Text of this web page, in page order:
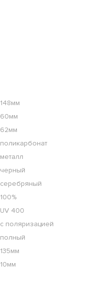
148мм
60мм
62мм
поликарбонат
металл
черный
серебряный
100%
UV 400
с поляризацией
полный
135мм
10мм